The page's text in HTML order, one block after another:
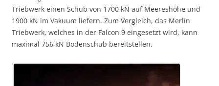
Triebwerk einen Schub von 1700 kN auf Meereshöhe und
1900 kN im Vakuum liefern. Zum Vergleich, das Merlin
Triebwerk, welches in der Falcon 9 eingesetzt wird, kann
maximal 756 kN Bodenschub bereitstellen.